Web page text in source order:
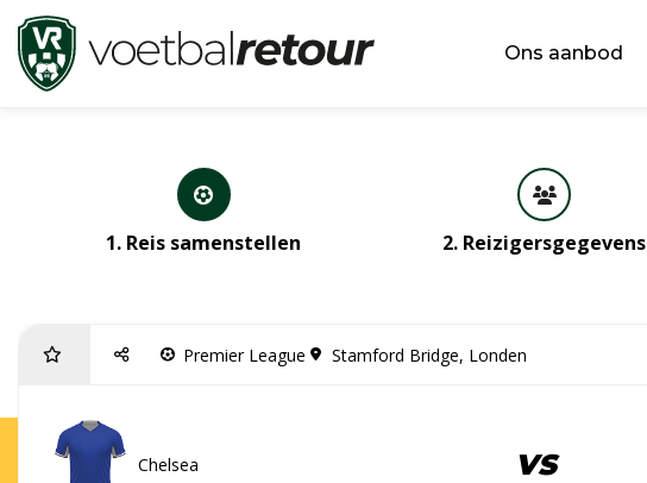
Ons aanbod
1. Reis samenstellen 2. Reizigersgegevens
Premier League Stamford Bridge, Londen
Chelsea VS